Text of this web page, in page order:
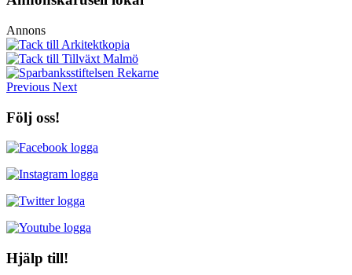
Annons
Previous Next
Följ oss!
Hjälp till!